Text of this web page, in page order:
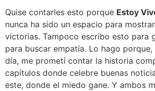
Quise contarles esto porque Estoy
nunca ha sido un espacio para
victorias. Tampoco escribo esto para
para buscar empatía. Lo hago
día, me prometí contar la historia
capítulos donde celebre buenas
este, donde el miedo gane. Y ambos